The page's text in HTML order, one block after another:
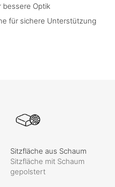
Optik
für sichere Unterstützung
Sitzfläche aus Schaum
Sitzfläche mit Schaum
gepolstert